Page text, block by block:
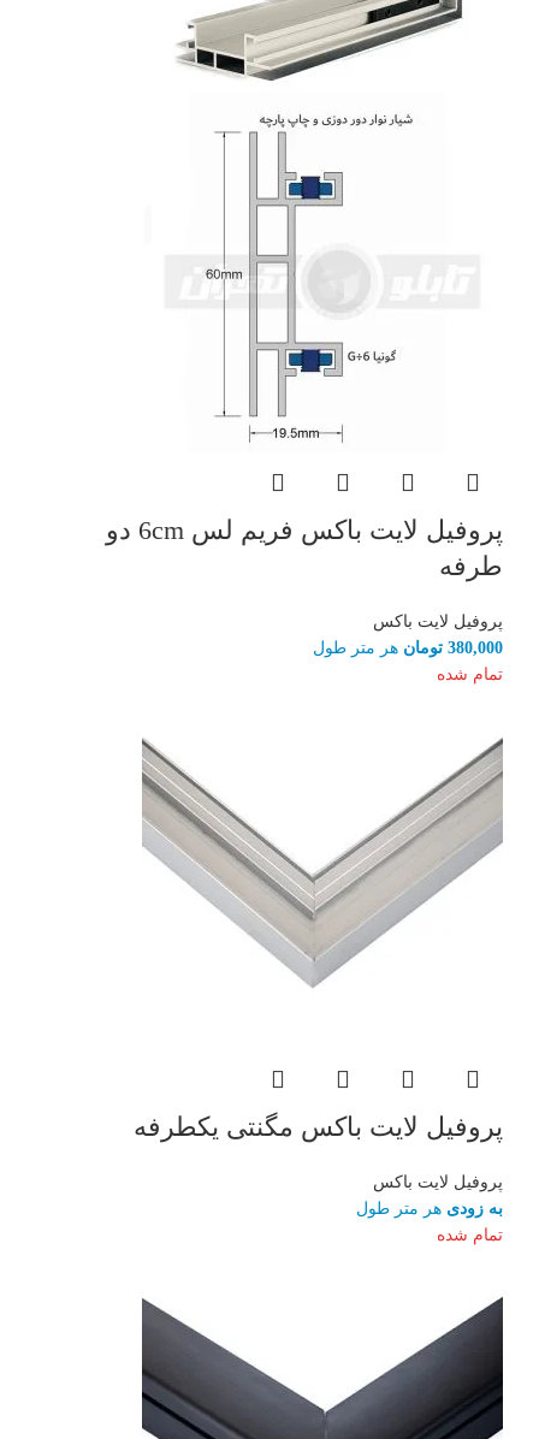
پروفیل لایت باکس فریم لس 6cm دو
طرفه
پروفیل لایت باکس
380,000 تومان هر متر طول
تمام شده
پروفیل لایت باکس مگنتی یکطرفه
پروفیل لایت باکس
به زودی هر متر طول
تمام شده